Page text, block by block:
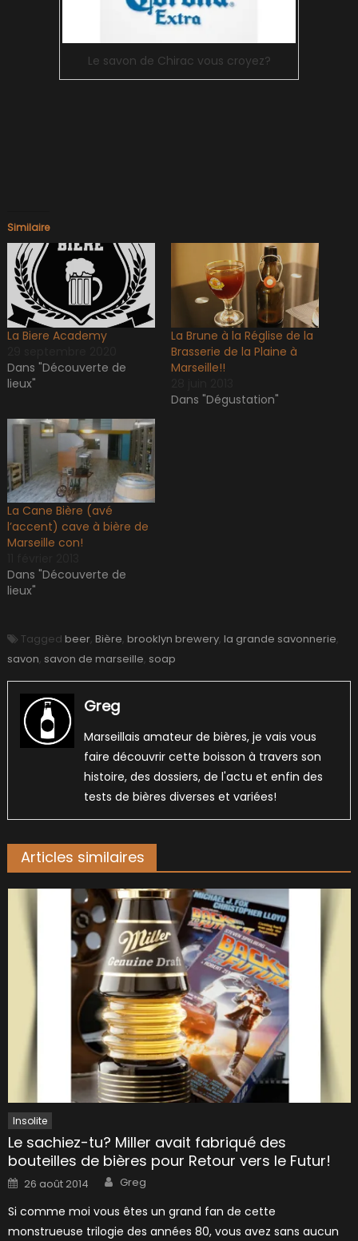
Le savon de Chirac vous croyez?
Similaire
La Biere Academy
Dans "Découverte de
lieux"
La Brune à la Réglise de la
Brasserie de la Plaine à
Marseille!!
Dans "Dégustation"
La Cane Bière (avé
l’accent) cave à bière de
Marseille con!
Dans "Découverte de
lieux"
Tagged beer, Bière, brooklyn brewery, la grande savonnerie,
savon, savon de marseille, soap
Greg
Marseillais amateur de bières, je vais vous
faire découvrir cette boisson à travers son
histoire, des dossiers, de l'actu et enfin des
tests de bières diverses et variées!
Articles similaires
Insolite
Le sachiez-tu? Miller avait fabriqué des
bouteilles de bières pour Retour vers le Futur!
Posted
on
26 août 2014 Author
Greg
Si comme moi vous êtes un grand fan de cette
monstrueuse trilogie des années 80, vous avez sans aucun